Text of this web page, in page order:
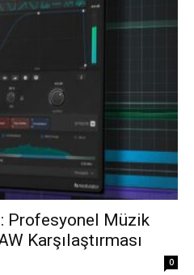
Profesyonel Müzik
Karşılaştırması
0